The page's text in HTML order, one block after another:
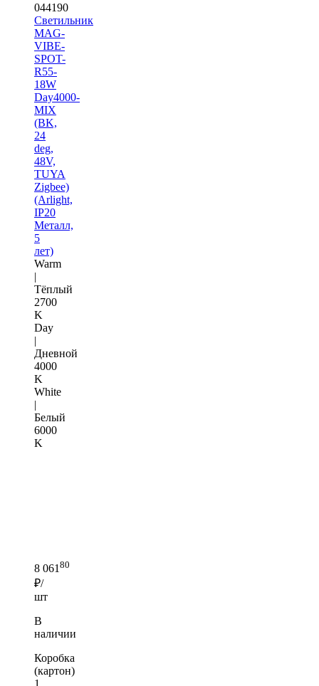
044190
Светильник
MAG-
VIBE-
SPOT-
R55-
18W
Day4000-
MIX
(BK,
24
deg,
48V,
TUYA
Zigbee)
(Arlight,
IP20
Металл,
5
лет)
Warm
|
Тёплый
2700
K
Day
|
Дневной
4000
K
White
|
Белый
6000
K
8 061 80
₽/
шт
В
наличии
Коробка
(картон)
1